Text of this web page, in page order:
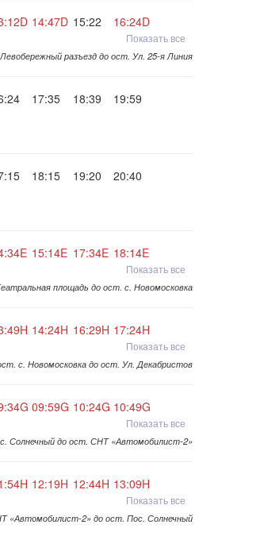
14:47D 15:22
16:24D
Показать все
разъезд до ост. Ул. 25-я Линия
17:35 18:39 19:59
18:15 19:20 20:40
15:14E 17:34E 18:14E
Показать все
площадь до ост. с. Новомосковка
14:24H 16:29H 17:24H
Показать все
с. Новомосковка до ост. Ул. Декабристов
09:59G 10:24G 10:49G
Показать все
Солнечный до ост. СНТ «Автомобилист-2»
12:19H 12:44H 13:09H
Показать все
«Автомобилист-2» до ост. Пос. Солнечный